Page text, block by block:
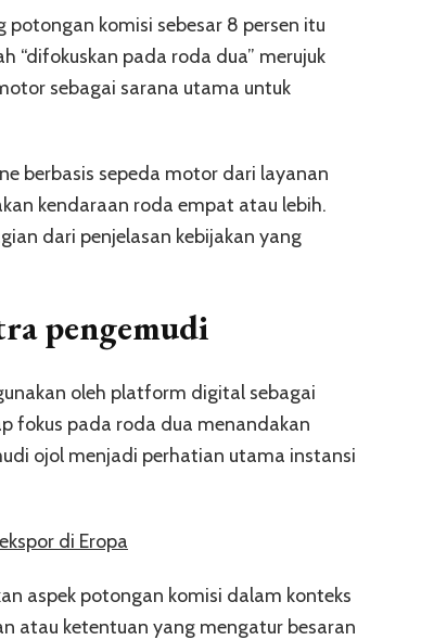
komisi sebesar 8 persen itu
“difokuskan pada roda dua” merujuk
sebagai sarana utama untuk
berbasis sepeda motor dari layanan
kendaraan roda empat atau lebih.
dari penjelasan kebijakan yang
pengemudi
oleh platform digital sebagai
fokus pada roda dua menandakan
ojol menjadi perhatian utama instansi
di Eropa
aspek potongan komisi dalam konteks
atau ketentuan yang mengatur besaran